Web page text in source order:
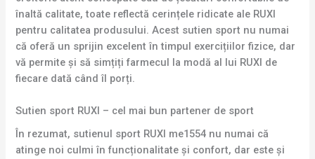
înaltă calitate, toate reflectă cerințele ridicate ale RUXI
pentru calitatea produsului. Acest sutien sport nu numai
că oferă un sprijin excelent în timpul exercițiilor fizice, dar
vă permite și să simțiți farmecul la modă al lui RUXI de
fiecare dată când îl porți.
Sutien sport RUXI – cel mai bun partener de sport
În rezumat, sutienul sport RUXI me1554 nu numai că
atinge noi culmi în funcționalitate și confort, dar este și